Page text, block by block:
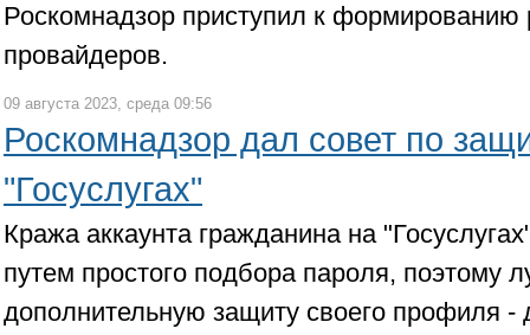
Роскомнадзор приступил к формированию
провайдеров.
09 августа 2023, среда 09:56
Роскомнадзор дал совет по
"Госуслугах"
Кража аккаунта гражданина на
путем простого подбора пароля, поэтому
дополнительную защиту своего профиля -